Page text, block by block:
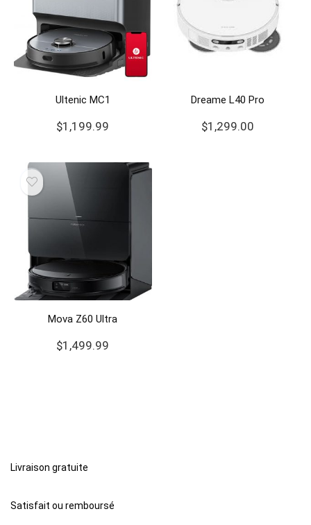
Ultenic MC1
$1,199.99
Dreame L40 Pro
$1,299.00
Mova Z60 Ultra
$1,499.99
Livraison gratuite
Satisfait ou remboursé